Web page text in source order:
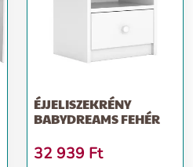
ÉJJELISZEKRÉNY
BABYDREAMS FEHÉR
32 939 Ft